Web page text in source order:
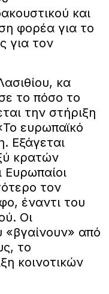
και
φορέα για το
για τον
κα
το πόσο το
την στήριξη
ευρωπαϊκό
Εξάγεται
κρατών
Ευρωπαίοι
τον
έναντι του
Οι
«βγαίνουν» από
το
κοινοτικών